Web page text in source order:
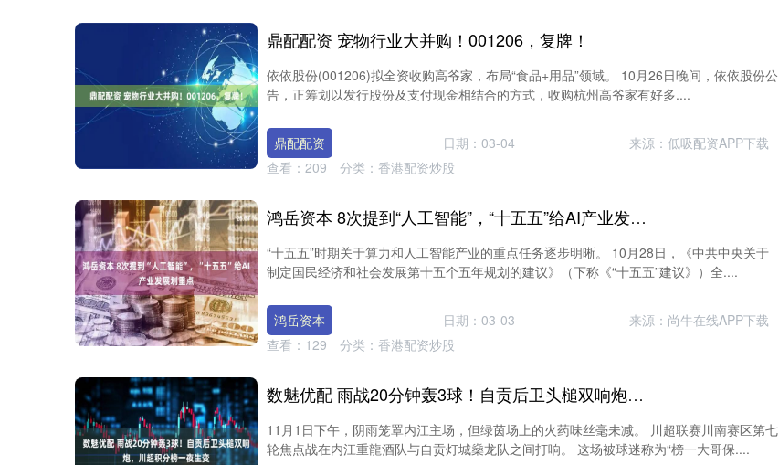
鼎配配资 宠物行业大并购！001206，复牌！
依依股份(001206)拟全资收购高爷家，布局“食品+用品”领域。 10月26日晚间，依依股份公
告，正筹划以发行股份及支付现金相结合的方式，收购杭州高爷家有好多....
鼎配配资 日期：03-04
来源：低吸配资APP下载
查看： 209 分类： 香港配资炒股
鸿岳资本 8次提到“人工智能”，“十五五”给AI产业发展划重点
“十五五”时期关于算力和人工智能产业的重点任务逐步明晰。 10月28日，《中共中央关于
制定国民经济和社会发展第十五个五年规划的建议》（下称《“十五五”建议》）全....
鸿岳资本 日期：03-03
来源：尚牛在线APP下载
查看： 129 分类： 香港配资炒股
数魅优配 雨战20分钟轰3球！自贡后卫头槌双响炮，川超积分榜一夜生变
11月1日下午，阴雨笼罩内江主场，但绿茵场上的火药味丝毫未减。 川超联赛川南赛区第七
轮焦点战在内江重龍酒队与自贡灯城燊龙队之间打响。 这场被球迷称为“榜一大哥保....